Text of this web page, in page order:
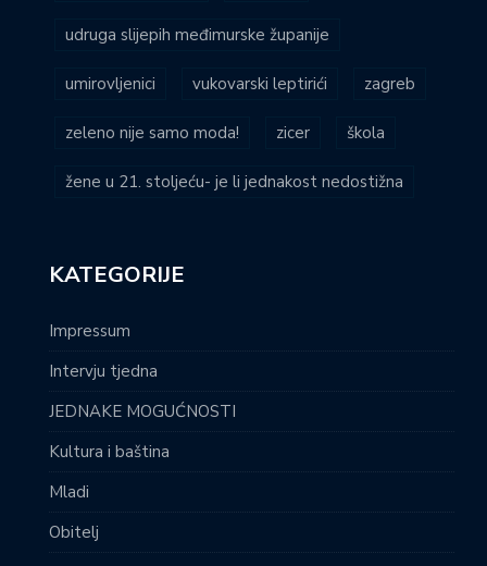
udruga slijepih međimurske županije
umirovljenici vukovarski leptirići zagreb
zeleno nije samo moda! zicer škola
žene u 21. stoljeću- je li jednakost nedostižna
KATEGORIJE
Impressum
Intervju tjedna
JEDNAKE MOGUĆNOSTI
Kultura i baština
Mladi
Obitelj